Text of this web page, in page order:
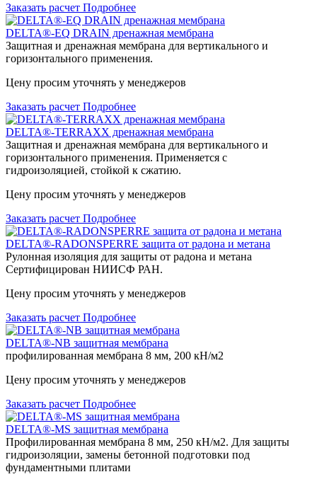
Заказать расчет Подробнее
DELTA®-EQ DRAIN дренажная мембрана
Защитная и дренажная мембрана для вертикального и
горизонтального применения.
Цену просим уточнять у менеджеров
Заказать расчет Подробнее
DELTA®-TERRAXX дренажная мембрана
Защитная и дренажная мембрана для вертикального и
горизонтального применения. Применяется с
гидроизоляцией, стойкой к сжатию.
Цену просим уточнять у менеджеров
Заказать расчет Подробнее
DELTA®-RADONSPERRE защита от радона и метана
Рулонная изоляция для защиты от радона и метана
Сертифицирован НИИСФ РАН.
Цену просим уточнять у менеджеров
Заказать расчет Подробнее
DELTA®-NB защитная мембрана
профилированная мембрана 8 мм, 200 кН/м2
Цену просим уточнять у менеджеров
Заказать расчет Подробнее
DELTA®-MS защитная мембрана
Профилированная мембрана 8 мм, 250 кН/м2. Для защиты
гидроизоляции, замены бетонной подготовки под
фундаментными плитами